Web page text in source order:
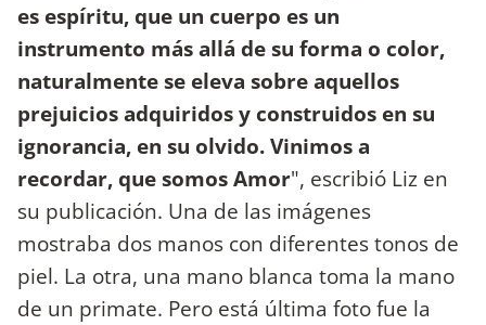
es espíritu, que un cuerpo es un
instrumento más allá de su forma o color,
naturalmente se eleva sobre aquellos
prejuicios adquiridos y construidos en su
ignorancia, en su olvido. Vinimos a
recordar, que somos Amor", escribió Liz en
su publicación. Una de las imágenes
mostraba dos manos con diferentes tonos de
piel. La otra, una mano blanca toma la mano
de un primate. Pero está última foto fue la